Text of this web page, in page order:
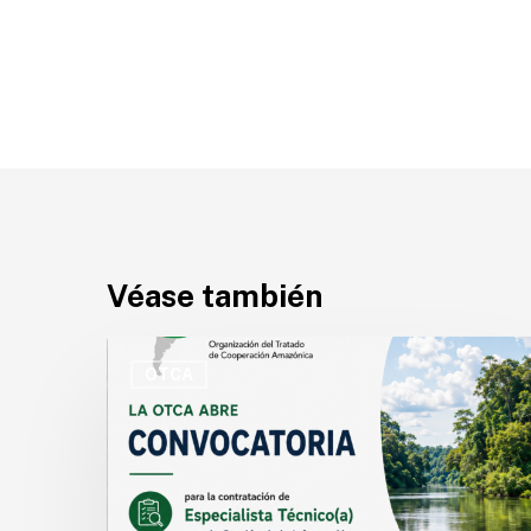
Véase también
OTCA
OTCA
convocatoria
para
Especialista
Técnico(a)